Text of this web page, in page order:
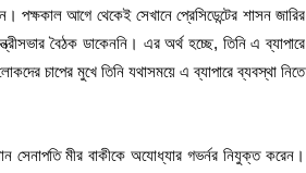
পক্ষকাল আগে থেকেই সেখানে প্রেসিডেন্টের শাসন জারির
বৈঠক ডাকেননি। এর অর্থ হচ্ছে, তিনি এ ব্যাপারে
চাপের মুখে তিনি যথাসময়ে এ ব্যাপারে ব্যবস্থা নিতে
সেনাপতি মীর বাকীকে অযোধ্যার গভর্নর নিযুক্ত করেন।